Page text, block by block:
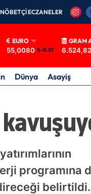
NÖBETÇİ ECZANELER
EURO
55,0080 %-0.01
GRAM
6.524,82
Dünya Asayiş
programına
belirtildi.